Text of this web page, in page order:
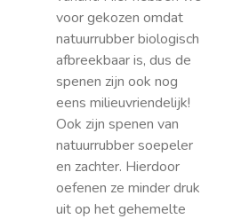
voor gekozen omdat
natuurrubber biologisch
afbreekbaar is, dus de
spenen zijn ook nog
eens milieuvriendelijk!
Ook zijn spenen van
natuurrubber soepeler
en zachter. Hierdoor
oefenen ze minder druk
uit op het gehemelte